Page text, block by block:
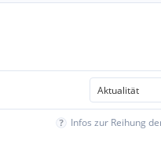
Infos zur Reihung